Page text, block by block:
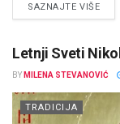
SAZNAJTE VIŠE
Letnji Sveti
BY MILENA STEVANOVIĆ
TRADICIJA